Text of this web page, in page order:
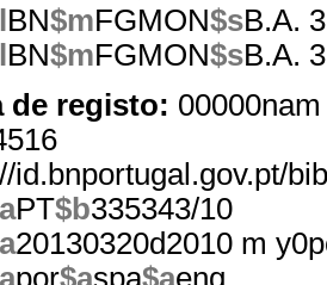
BN$mFGMON$sB.A.
BN$mFGMON$sB.A.
de registo:
id.bnportugal.gov.pt/
PT$b335343/10
20130320d2010 m
por$aspa$aeng